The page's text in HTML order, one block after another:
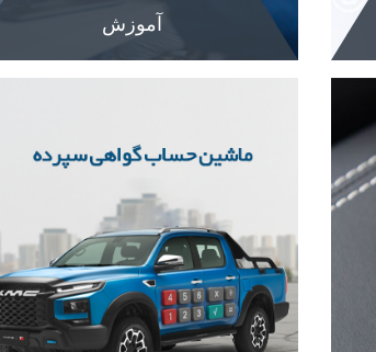
آموزش
گواهینامه های
جهت مشاهده گواهینامه های آموزشی به
تفکیک نمایندگی و ... به این بخش مراجعه
فرمایید.